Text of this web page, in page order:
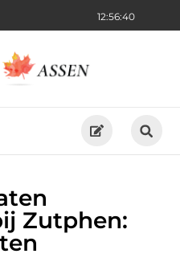
12:56:41
Zutphen: